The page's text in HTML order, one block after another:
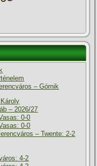
– Górnik
– 2026/27
0-0
0-0
– Twente: 2-2
4-2